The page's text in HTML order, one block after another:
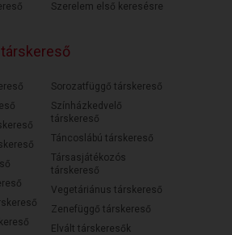
Szerelem első keresésre
Sorozatfüggő társkereső
Színházkedvelő
társkereső
Táncoslábú társkereső
Társasjátékozós
társkereső
Vegetáriánus társkereső
Zenefüggő társkereső
Elvált társkeresők